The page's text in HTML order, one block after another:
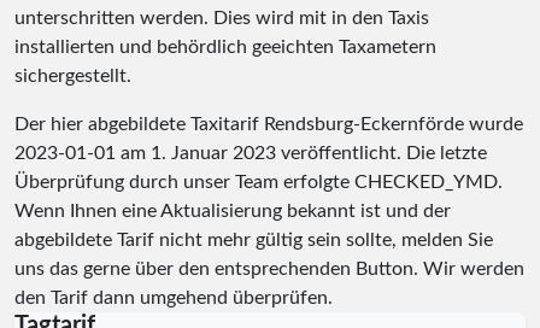
unterschritten werden. Dies wird mit in den Taxis
installierten und behördlich geeichten Taxametern
sichergestellt.
Der hier abgebildete Taxitarif Rendsburg-Eckernförde wurde
2023-01-01 am 1. Januar 2023 veröffentlicht. Die letzte
Überprüfung durch unser Team erfolgte CHECKED_YMD.
Wenn Ihnen eine Aktualisierung bekannt ist und der
abgebildete Tarif nicht mehr gültig sein sollte, melden Sie
uns das gerne über den entsprechenden Button. Wir werden
den Tarif dann umgehend überprüfen.